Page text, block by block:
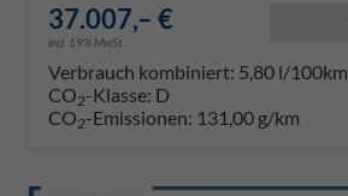
37.007,– €
incl. 19% MwSt.
Verbrauch kombiniert: 5,80 l/100km
CO2-Klasse: D
CO2-Emissionen: 131,00 g/km